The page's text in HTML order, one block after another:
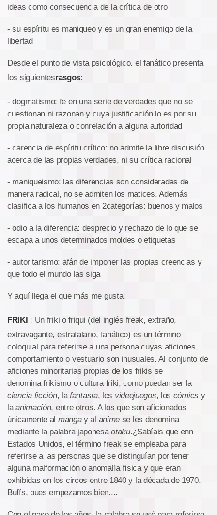
ideas como consecuencia de la crítica de otro
- su espíritu es maniqueo y es un gran enemigo de la
libertad
Desde el punto de vista psicológico, el fanático presenta
los siguientesrasgos:
- dogmatismo: fe en una serie de verdades que no se
cuestionan ni razonan y cuya justificación lo es por su
propia naturaleza o conrelación a alguna autoridad
- carencia de espíritu crítico: no admite la libre discusión
acerca de las propias verdades, ni su crítica racional
- maniqueismo: las diferencias son consideradas de
manera radical, no se admiten los matices. Además
clasifica a los humanos en 2categorías: buenos y malos
- odio a la diferencia: desprecio y rechazo de lo que se
escapa a unos determinados moldes o etiquetas
- autoritarismo: afán de imponer las propias creencias y
que todo el mundo las siga
Y aquí llega el que más me gusta:
FRIKI : Un friki o friqui (del inglés freak, extraño,
extravagante, estrafalario, fanático) es un término
coloquial para referirse a una persona cuyas aficiones,
comportamiento o vestuario son inusuales. Al conjunto de
aficiones minoritarias propias de los frikis se
denomina frikismo o cultura friki, como puedan ser la
ciencia ficción, lafantasía, los videojuegos, los cómics y
laanimación, entre otros. A los que son aficionados
únicamente al mangay al anime se les denomina
mediante la palabra japonesaotaku.¿Sabíais que enn
Estados Unidos, el término freak se empleaba para
referirse a las personas que se distinguían por tener
alguna malformación o anomalía física y que eran
exhibidas en los circos entre 1840 y la década de 1970.
Buffs, pues empezamos bien....